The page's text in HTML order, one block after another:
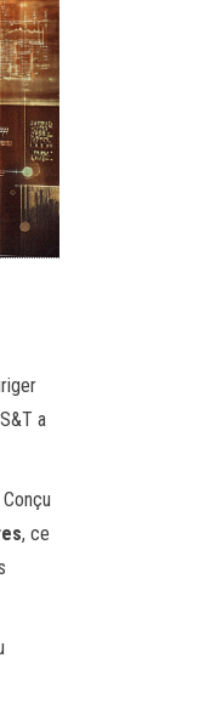
a
Conçu
, ce